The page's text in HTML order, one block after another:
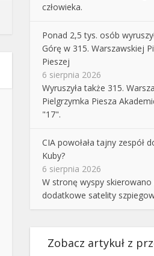
człowieka.
Ponad 2,5 tys. osób
Górę w 315. Warszawskiej
Pieszej
6 sierpnia 2026
Wyruszyła także 315.
Pielgrzymka Piesza
"17".
CIA powołała tajny zespół
Kuby?
6 sierpnia 2026
W stronę wyspy skierowano
dodatkowe satelity
Zobacz artykuł z